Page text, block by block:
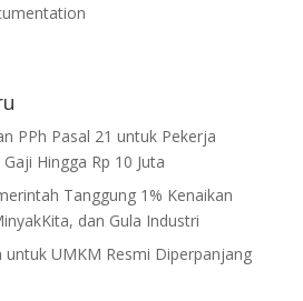
PPh Pasal 21 untuk Pekerja
Hingga Rp 10 Juta
Tanggung 1% Kenaikan
dan Gula Industri
untuk UMKM Resmi Diperpanjang